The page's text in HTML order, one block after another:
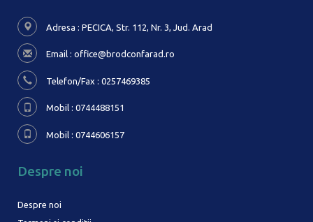
Adresa : PECICA, Str. 112, Nr. 3, Jud. Arad
Email : office@brodconfarad.ro
Telefon/Fax : 0257469385
Mobil : 0744488151
Mobil : 0744606157
Despre noi
Despre noi